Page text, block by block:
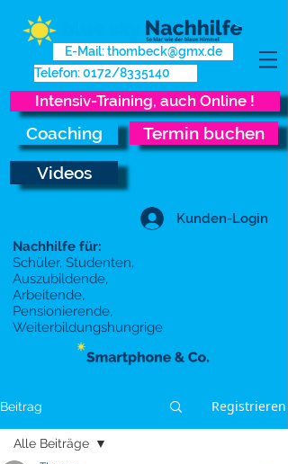
E-Mail: thombeck@gmx.de
Telefon: 0172/8335140
Intensiv-Training, auch Online !
Coaching
Termin buchen
Videos
Kunden-Login
Nachhilfe für:
Schüler, Studenten,
Auszubildende,
Arbeitende,
Pensionierende,
Weiterbildungshungrige
Beitrag Registrieren
Alle Beiträge